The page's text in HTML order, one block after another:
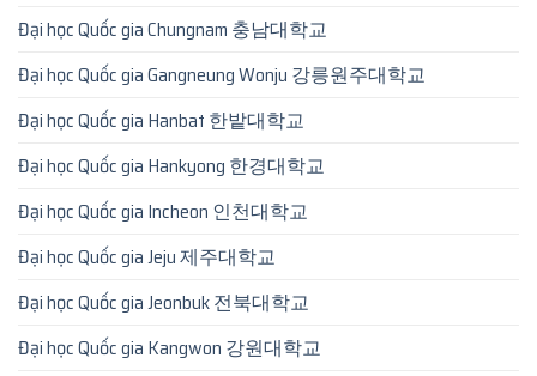
Đại học Quốc gia Chungnam 충남대학교
Đại học Quốc gia Gangneung Wonju 강릉원주대학교
Đại học Quốc gia Hanbat 한밭대학교
Đại học Quốc gia Hankyong 한경대학교
Đại học Quốc gia Incheon 인천대학교
Đại học Quốc gia Jeju 제주대학교
Đại học Quốc gia Jeonbuk 전북대학교
Đại học Quốc gia Kangwon 강원대학교